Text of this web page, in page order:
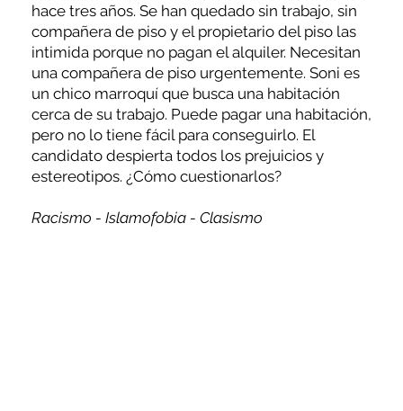
hace tres años. Se han quedado sin trabajo, sin
compañera de piso y el propietario del piso las
intimida porque no pagan el alquiler. Necesitan
una compañera de piso urgentemente. Soni es
un chico marroquí que busca una habitación
cerca de su trabajo. Puede pagar una habitación,
pero no lo tiene fácil para conseguirlo. El
candidato despierta todos los prejuicios y
estereotipos. ¿Cómo cuestionarlos?
Racismo - Islamofobia - Clasismo